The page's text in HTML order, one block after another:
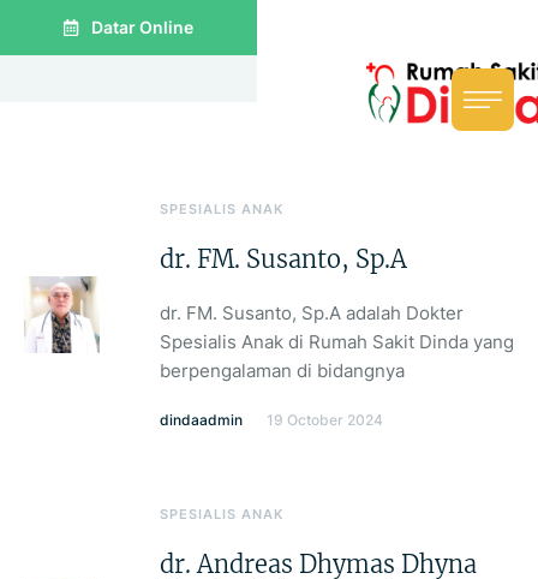
Datar Online
SPESIALIS ANAK
dr. FM. Susanto, Sp.A
dr. FM. Susanto, Sp.A adalah Dokter
Spesialis Anak di Rumah Sakit Dinda yang
berpengalaman di bidangnya
dindaadmin 19 October 2024
SPESIALIS ANAK
dr. Andreas Dhymas Dhyna